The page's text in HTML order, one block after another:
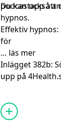
podcastapp att
Du kan också
hypnos.
Effektiv hypnos:
för
… läs mer
Inlägget382b:
upp på